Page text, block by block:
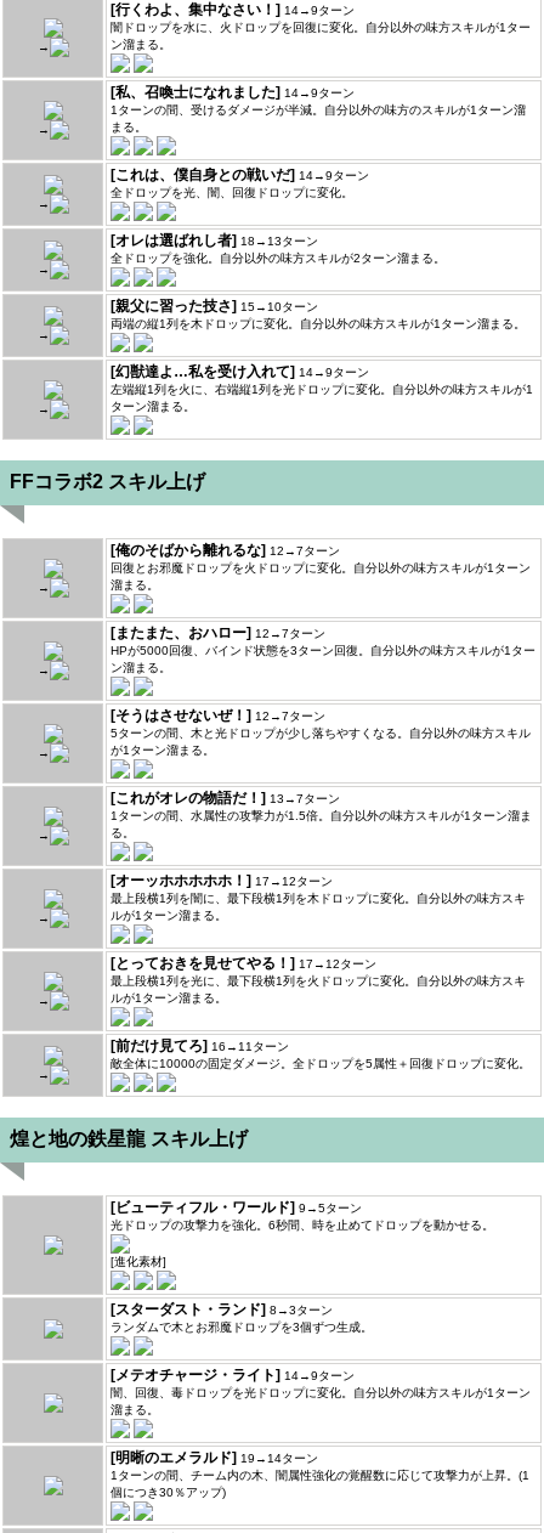
→
[行くわよ、集中なさい！] 14→9ターン
闇ドロップを水に、火ドロップを回復に変化。自分以外の味方スキルが1ター
ン溜まる。
→
[私、召喚士になれました] 14→9ターン
1ターンの間、受けるダメージが半減。自分以外の味方のスキルが1ターン溜
まる。
→
[これは、僕自身との戦いだ] 14→9ターン
全ドロップを光、闇、回復ドロップに変化。
→
[オレは選ばれし者] 18→13ターン
全ドロップを強化。自分以外の味方スキルが2ターン溜まる。
→
[親父に習った技さ] 15→10ターン
両端の縦1列を木ドロップに変化。自分以外の味方スキルが1ターン溜まる。
→
[幻獣達よ…私を受け入れて] 14→9ターン
左端縦1列を火に、右端縦1列を光ドロップに変化。自分以外の味方スキルが1
ターン溜まる。
FFコラボ2 スキル上げ
→
[俺のそばから離れるな] 12→7ターン
回復とお邪魔ドロップを火ドロップに変化。自分以外の味方スキルが1ターン
溜まる。
→
[またまた、おハロー] 12→7ターン
HPが5000回復、バインド状態を3ターン回復。自分以外の味方スキルが1ター
ン溜まる。
→
[そうはさせないぜ！] 12→7ターン
5ターンの間、木と光ドロップが少し落ちやすくなる。自分以外の味方スキル
が1ターン溜まる。
→
[これがオレの物語だ！] 13→7ターン
1ターンの間、水属性の攻撃力が1.5倍。自分以外の味方スキルが1ターン溜ま
る。
→
[オーッホホホホホ！] 17→12ターン
最上段横1列を闇に、最下段横1列を木ドロップに変化。自分以外の味方スキ
ルが1ターン溜まる。
→
[とっておきを見せてやる！] 17→12ターン
最上段横1列を光に、最下段横1列を火ドロップに変化。自分以外の味方スキ
ルが1ターン溜まる。
→
[前だけ見てろ] 16→11ターン
敵全体に10000の固定ダメージ。全ドロップを5属性＋回復ドロップに変化。
煌と地の鉄星龍 スキル上げ
[ビューティフル・ワールド] 9→5ターン
光ドロップの攻撃力を強化。6秒間、時を止めてドロップを動かせる。
[進化素材]
[スターダスト・ランド] 8→3ターン
ランダムで木とお邪魔ドロップを3個ずつ生成。
[メテオチャージ・ライト] 14→9ターン
闇、回復、毒ドロップを光ドロップに変化。自分以外の味方スキルが1ターン
溜まる。
[明晰のエメラルド] 19→14ターン
1ターンの間、チーム内の木、闇属性強化の覚醒数に応じて攻撃力が上昇。(1
個につき30％アップ)